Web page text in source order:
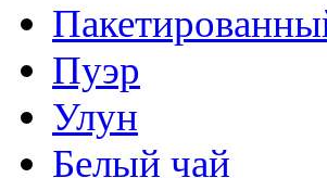
Пуэр
Улун
Белый чай